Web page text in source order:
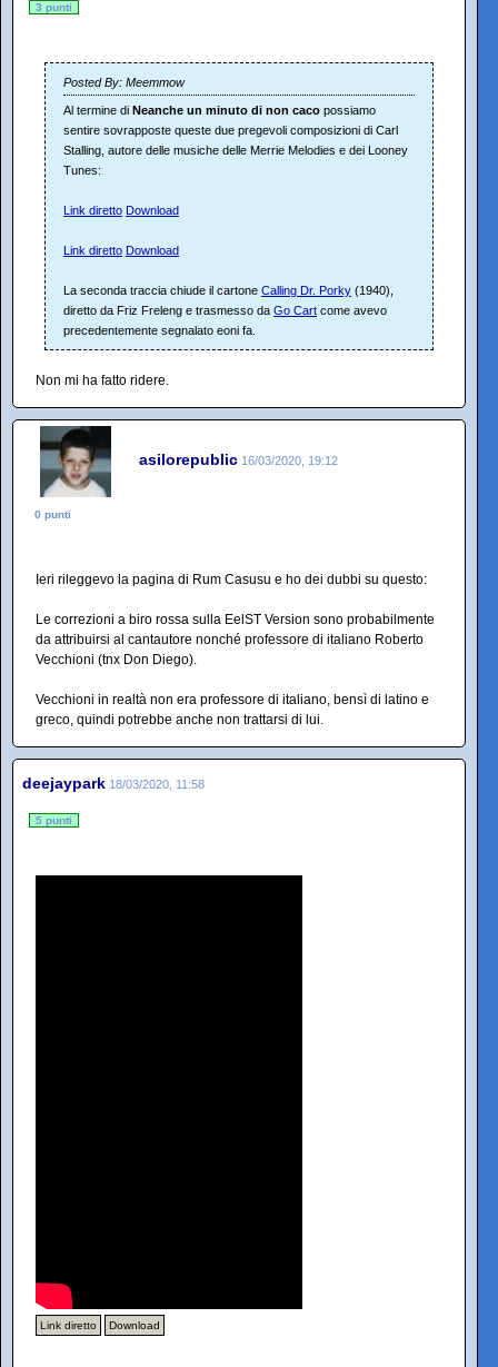
3 punti
Posted By: Meemmow
Al termine di Neanche un minuto di non caco possiamo
sentire sovrapposte queste due pregevoli composizioni di Carl
Stalling, autore delle musiche delle Merrie Melodies e dei Looney
Tunes:
Link diretto Download
Link diretto Download
La seconda traccia chiude il cartone Calling Dr. Porky (1940),
diretto da Friz Freleng e trasmesso da Go Cart come avevo
precedentemente segnalato eoni fa.
Non mi ha fatto ridere.
asilorepublic 16/03/2020, 19:12
0 punti
Ieri rileggevo la pagina di Rum Casusu e ho dei dubbi su questo:
Le correzioni a biro rossa sulla EelST Version sono probabilmente
da attribuirsi al cantautore nonché professore di italiano Roberto
Vecchioni (tnx Don Diego).
Vecchioni in realtà non era professore di italiano, bensì di latino e
greco, quindi potrebbe anche non trattarsi di lui.
deejaypark 18/03/2020, 11:58
5 punti
Link diretto Download